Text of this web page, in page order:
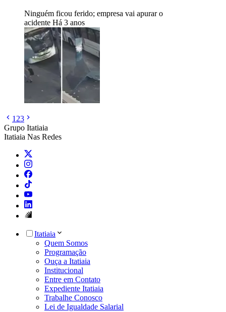
Ninguém ficou ferido; empresa vai apurar o
acidente Há 3 anos
1 23
Grupo Itatiaia
Itatiaia Nas Redes
Itatiaia
Quem Somos
Programação
Ouça a Itatiaia
Institucional
Entre em Contato
Expediente Itatiaia
Trabalhe Conosco
Lei de Igualdade Salarial